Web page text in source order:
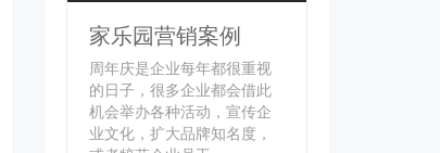
家乐园营销案例
周年庆是企业每年都很重视
的日子，很多企业都会借此
机会举办各种活动，宣传企
业文化，扩大品牌知名度，